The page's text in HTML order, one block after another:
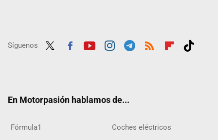
Síguenos
En Motorpasión hablamos de...
Fórmula1 Coches eléctricos